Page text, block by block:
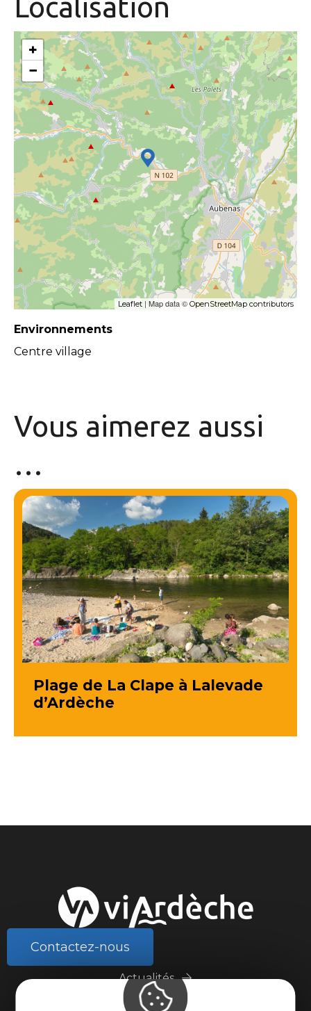
+
−
Leaflet | Map data © OpenStreetMap contributors
Environnements
Centre village
Vous aimerez aussi
…
Plage de La Clape à Lalevade
d’Ardèche
Contactez-nous
Actualités
Météo